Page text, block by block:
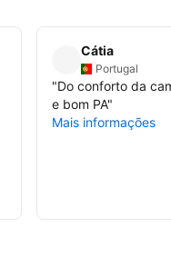
Cátia
Portugal
"Do conforto da
e bom PA"
Mais informações